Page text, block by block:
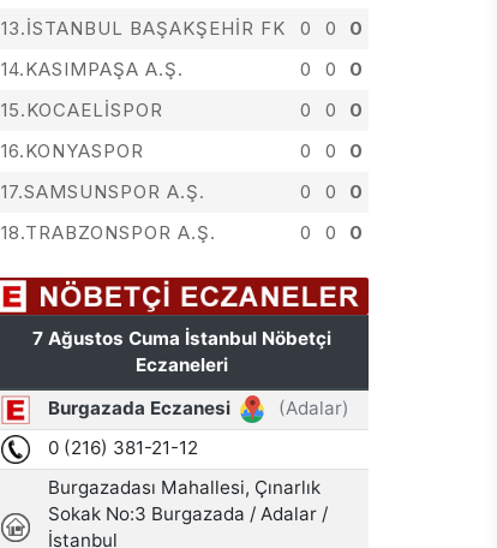
13.İSTANBUL BAŞAKŞEHİR FK
0 0
0
14.KASIMPAŞA A.Ş.
0 0
0
15.KOCAELİSPOR
0 0
0
16.KONYASPOR
0 0
0
17.SAMSUNSPOR A.Ş.
0 0
0
18.TRABZONSPOR A.Ş.
0 0 0